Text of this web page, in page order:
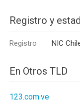
Registro y
Registro NIC
En Otros TLD
123.com.ve